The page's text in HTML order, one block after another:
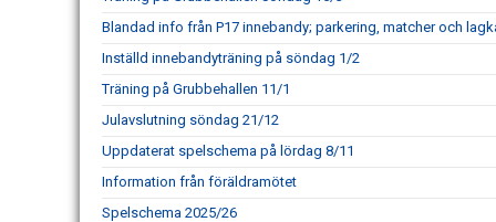
Blandad info från P17 innebandy; parkering, matcher och
Inställd innebandyträning på söndag 1/2
Träning på Grubbehallen 11/1
Julavslutning söndag 21/12
Uppdaterat spelschema på lördag 8/11
Information från föräldramötet
Spelschema 2025/26